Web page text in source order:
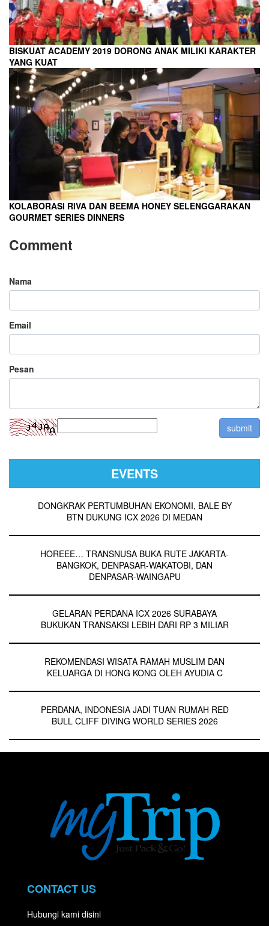
BISKUAT ACADEMY 2019 DORONG ANAK MILIKI KARAKTER
YANG KUAT
KOLABORASI RIVA DAN BEEMA HONEY SELENGGARAKAN
GOURMET SERIES DINNERS
Comment
Nama
Email
Pesan
EVENTS
DONGKRAK PERTUMBUHAN EKONOMI, BALE BY
BTN DUKUNG ICX 2026 DI MEDAN
HOREEE… TRANSNUSA BUKA RUTE JAKARTA-
BANGKOK, DENPASAR-WAKATOBI, DAN
DENPASAR-WAINGAPU
GELARAN PERDANA ICX 2026 SURABAYA
BUKUKAN TRANSAKSI LEBIH DARI RP 3 MILIAR
REKOMENDASI WISATA RAMAH MUSLIM DAN
KELUARGA DI HONG KONG OLEH AYUDIA C
PERDANA, INDONESIA JADI TUAN RUMAH RED
BULL CLIFF DIVING WORLD SERIES 2026
CONTACT US
Hubungi kami disini